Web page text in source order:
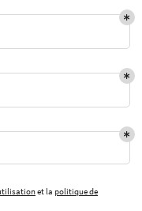
commerciales à l'adresse
et la politique de